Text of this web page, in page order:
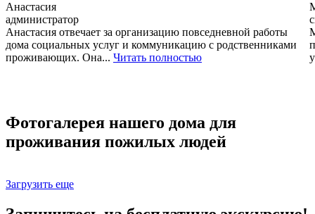
Анастасия
администратор
Анастасия отвечает за организацию повседневной работы
дома социальных услуг и коммуникацию с родственниками
проживающих. Она... Читать полностью
Фотогалерея нашего дома для
проживания пожилых людей
Загрузить еще